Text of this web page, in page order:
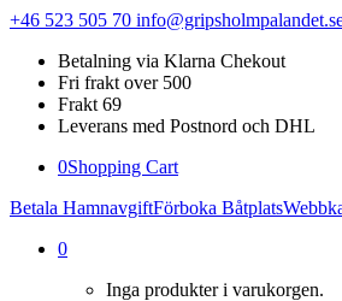
+46 523 505 70
Betalning via Klarna Chekout
Fri frakt over 500
Frakt 69
Leverans med Postnord och DHL
0Shopping Cart
Betala HamnavgiftFörboka Båtplats
0
Inga produkter i varukorgen.